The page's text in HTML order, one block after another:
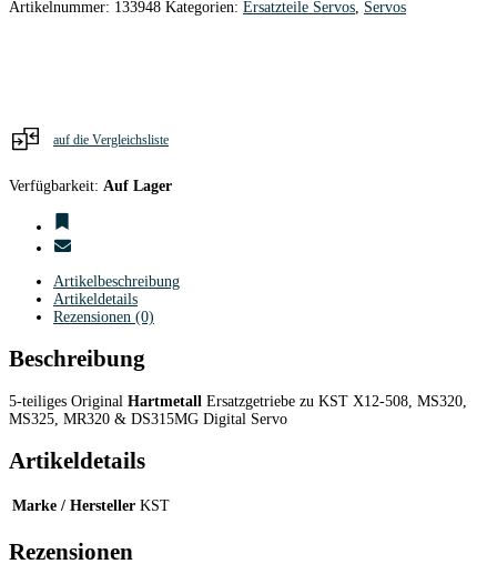
508/MS320/MS325/MR3207DS315MG
Artikelnummer: 133948 Kategorien: Ersatzteile Servos Servos
auf die Vergleichsliste
Verfügbarkeit: Auf Lager
Artikelbeschreibung
Artikeldetails
Rezensionen (0)
Beschreibung
5-teiliges Original Hartmetall Ersatzgetriebe zu KST X12-508, MS320,
MS325, MR320 & DS315MG Digital Servo
Artikeldetails
Marke / Hersteller KST
Rezensionen